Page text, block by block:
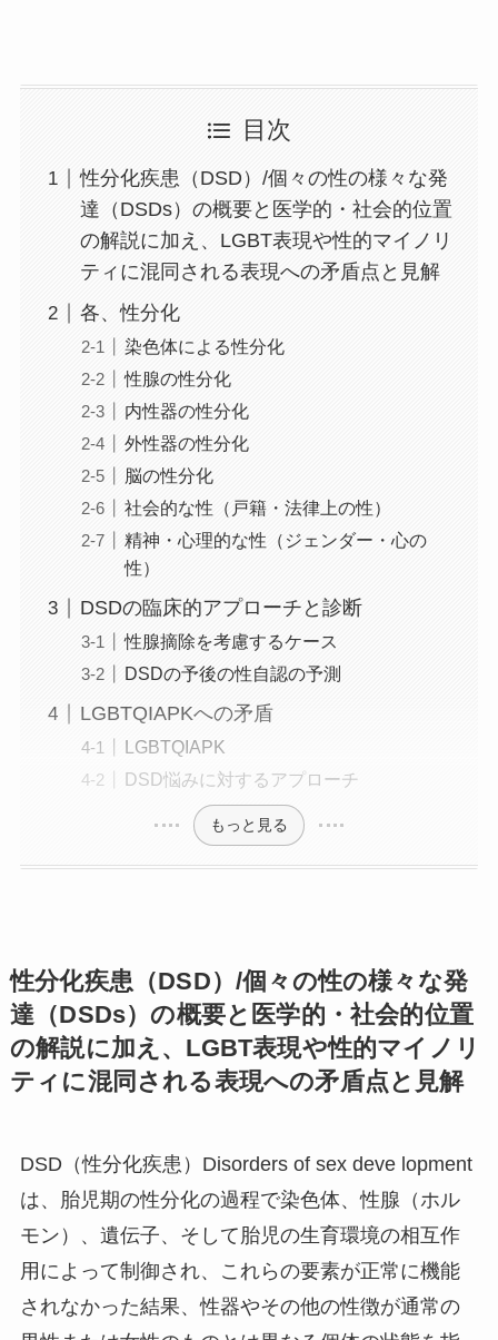
目次
性分化疾患（DSD）/個々の性の様々な発
達（DSDs）の概要と医学的・社会的位置
の解説に加え、LGBT表現や性的マイノリ
ティに混同される表現への矛盾点と見解
各、性分化
染色体による性分化
性腺の性分化
内性器の性分化
外性器の性分化
脳の性分化
社会的な性（戸籍・法律上の性）
精神・心理的な性（ジェンダー・心の
性）
DSDの臨床的アプローチと診断
性腺摘除を考慮するケース
DSDの予後の性自認の予測
LGBTQIAPKへの矛盾
LGBTQIAPK
DSD悩みに対するアプローチ
もっと見る
性分化疾患（DSD）/個々の性の様々な発
達（DSDs）の概要と医学的・社会的位置
の解説に加え、LGBT表現や性的マイノリ
ティに混同される表現への矛盾点と見解
DSD（性分化疾患）Disorders of sex deve lopment
は、胎児期の性分化の過程で染色体、性腺（ホル
モン）、遺伝子、そして胎児の生育環境の相互作
用によって制御され、これらの要素が正常に機能
されなかった結果、性器やその他の性徴が通常の